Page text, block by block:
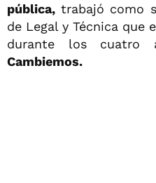
pública, trabajó como
de Legal y Técnica que
durante los cuatro
Cambiemos.